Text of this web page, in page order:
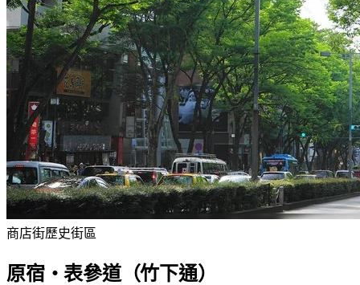
商店街歷史街區
原宿・表參道（竹下通）